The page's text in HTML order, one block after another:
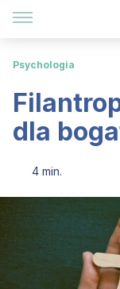
Psychologia
dla
4 min.